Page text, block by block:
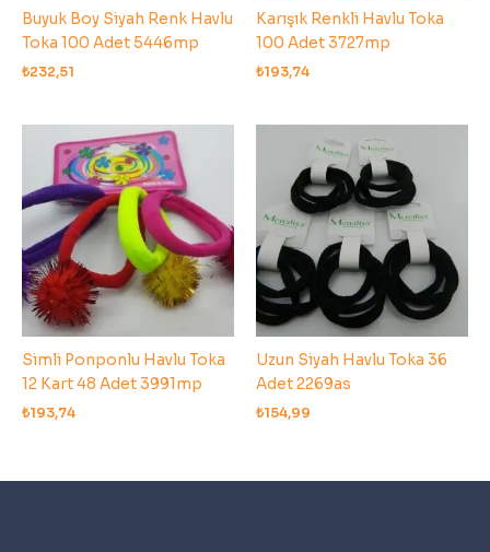
Buyuk Boy Siyah Renk Havlu
Toka 100 Adet 5446mp
₺232,51
Karışık Renkli Havlu Toka
100 Adet 3727mp
₺193,74
Simli Ponponlu Havlu Toka
12 Kart 48 Adet 3991mp
₺193,74
Uzun Siyah Havlu Toka 36
Adet 2269as
₺154,99